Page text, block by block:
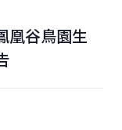
凰谷鳥園生